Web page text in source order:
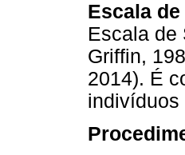
Escala
Escala de
Griffin,
2014). É
indivíduos